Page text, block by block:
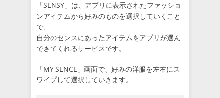
「SENSY」は、アプリに表示されたファッショ
ンアイテムから好みのものを選択していくこと
で、
自分のセンスにあったアイテムをアプリが選ん
できてくれるサービスです。
「MY SENCE」画面で、好みの洋服を左右にス
ワイプして選択していきます。